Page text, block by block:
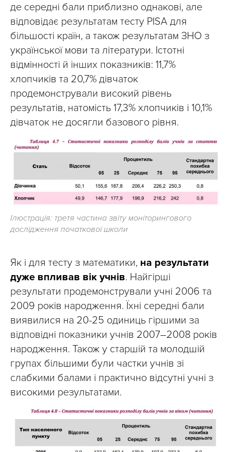
де середні бали приблизно однакові, але
відповідає результатам тесту PISA для
більшості країн, а також результатам ЗНО з
української мови та літератури. Істотні
відмінності й інших показників: 11,7%
хлопчиків та 20,7% дівчаток
продемонстрували високий рівень
результатів, натомість 17,3% хлопчиків і 10,1%
дівчаток не досягли базового рівня.
Ілюстрація: третя частина звіту моніторингового
дослідження початкової школи
Як і для тесту з математики, на результати
дуже впливав вік учнів. Найгірші
результати продемонстрували учні 2006 та
2009 років народження. Їхні середні бали
виявилися на 20-25 одиниць гіршими за
відповідні показники учнів 2007–2008 років
народження. Також у старшій та молодшій
групах більшими були частки учнів зі
слабкими балами і практично відсутні учні з
високими результатами.